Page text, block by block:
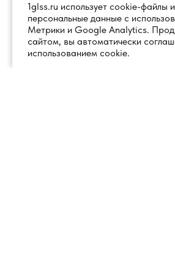
1glss.ru использует cookie-файлы
персональные данные с
Метрики и Google Analytics.
сайтом, вы автоматически
использованием cookie.